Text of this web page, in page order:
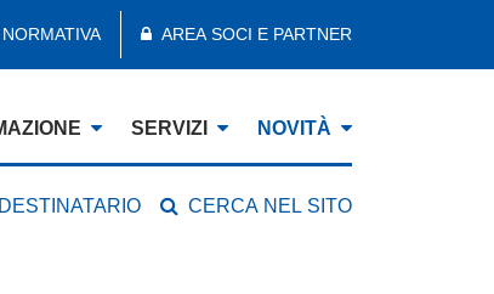
NORMATIVA AREA SOCI E PARTNER
SERVIZI NOVITÀ
CERCA NEL SITO